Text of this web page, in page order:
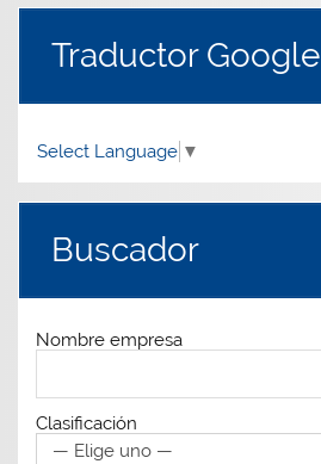
Traductor Google
Select Language ▼
Buscador
Nombre empresa
Clasificación
— Elige uno —